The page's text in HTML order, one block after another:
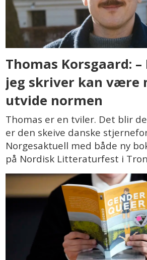
Thomas Korsgaard:
jeg skriver kan være
utvide normen
Thomas er en tviler. Det blir
er den skeive danske
Norgesaktuell med både ny
på Nordisk Litteraturfest i